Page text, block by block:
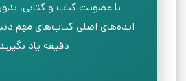
با عضویت کباب و کتابی،
دقیقه یاد